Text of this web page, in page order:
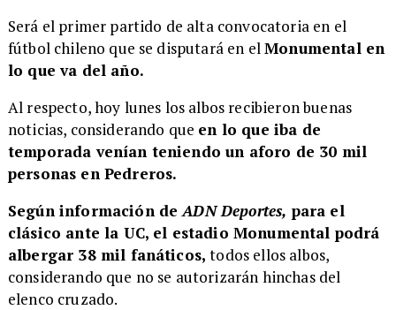
Será el primer partido de alta convocatoria en el
fútbol chileno que se disputará en elMonumental en
lo que va del año.
Al respecto, hoy lunes los albos recibieron buenas
noticias, considerando que en lo que iba de
temporada venían teniendo un aforo de 30 mil
personas en Pedreros.
Según información deADN Deportes, para el
clásico ante la UC, el estadio Monumental podrá
albergar 38 mil fanáticos, todos ellos albos,
considerando que no se autorizarán hinchas del
elenco cruzado.